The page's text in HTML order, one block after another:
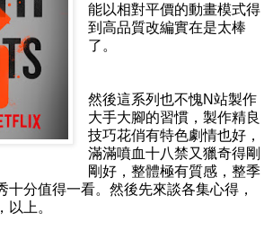
能以相對平價的動畫模式得
到高品質改編實在是太棒
了。
然後這系列也不愧N站製作
大手大腳的習慣，製作精良
技巧花俏有特色劇情也好，
滿滿噴血十八禁又獵奇得剛
剛好，整體極有質感，整季
十分值得一看。然後先來談各集心得，
以上。